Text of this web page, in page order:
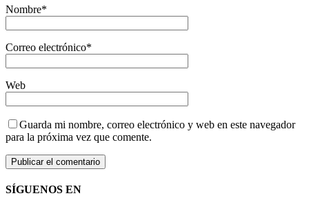
Nombre*
Correo electrónico*
Web
Guarda mi nombre, correo electrónico y web en este navegador
para la próxima vez que comente.
SÍGUENOS EN